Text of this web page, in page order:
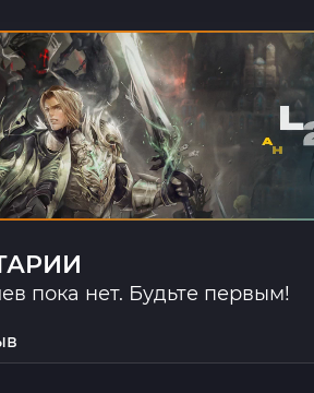
пока нет. Будьте первым!